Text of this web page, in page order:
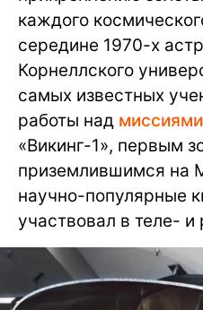
каждого
середине 1970-х
Корнеллского
самых известных
работы над
«Викинг-1», первым
приземлившимся на
научно-популярные
участвовал в теле-